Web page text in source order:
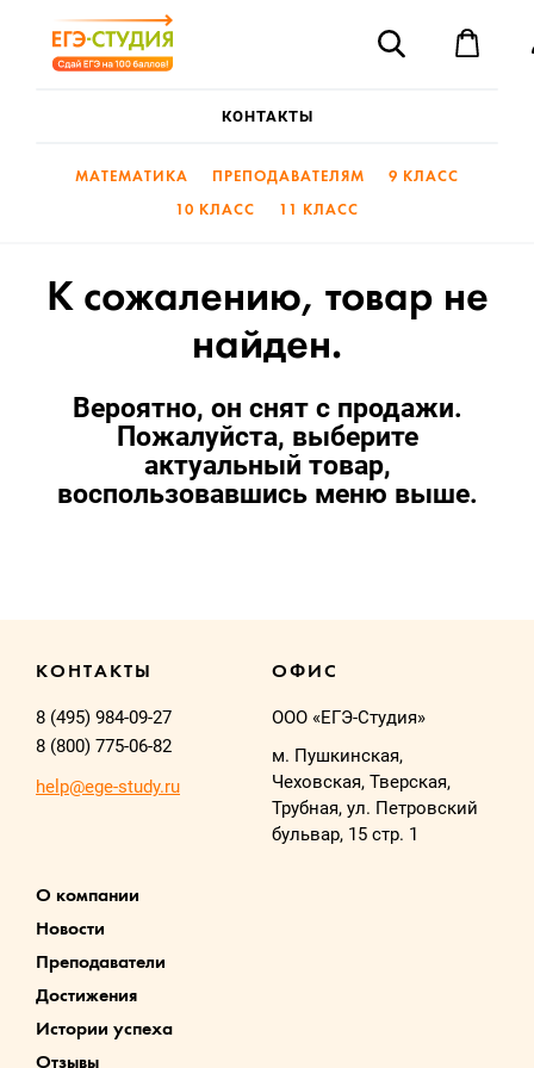
«ЕГЭ-
Студия»
—
выше
КОНТАКТЫ
Поиск
МАТЕМАТИКА ПРЕПОДАВАТЕЛЯМ 9 КЛАСС
10 КЛАСС 11 КЛАСС
К сожалению, товар не
найден.
Вероятно, он снят с продажи.
Пожалуйста, выберите
актуальный товар,
воспользовавшись меню выше.
КОНТАКТЫ
8 (495) 984-09-27
8 (800) 775-06-82
help@ege-study.ru
ОФИС
ООО «ЕГЭ-Студия»
м. Пушкинская,
Чеховская, Тверская,
Трубная, ул. Петровский
бульвар, 15 стр. 1
О компании
Новости
Преподаватели
Достижения
Истории успеха
Отзывы